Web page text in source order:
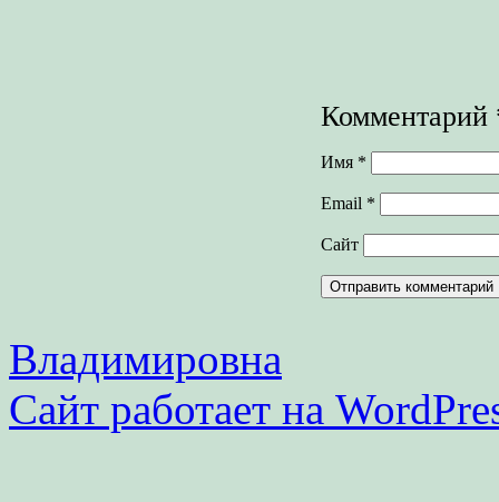
Комментарий
Имя *
Email *
Сайт
Владимировна
Сайт работает на